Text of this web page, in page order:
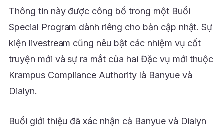
Thông tin này được công bố trong một Buổi
Special Program dành riêng cho bản cập nhật. Sự
kiện livestream cũng nêu bật các nhiệm vụ cốt
truyện mới và sự ra mắt của hai Đặc vụ mới thuộc
Krampus Compliance Authority là Banyue và
Dialyn.
Buổi giới thiệu đã xác nhận cả Banyue và Dialyn